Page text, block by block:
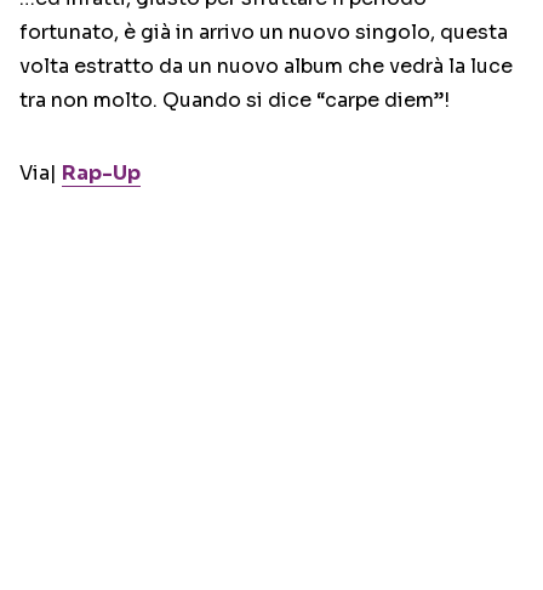
fortunato, è già in arrivo un nuovo singolo, questa
volta estratto da un nuovo album che vedrà la luce
tra non molto. Quando si dice “carpe diem”!
Via| Rap-Up